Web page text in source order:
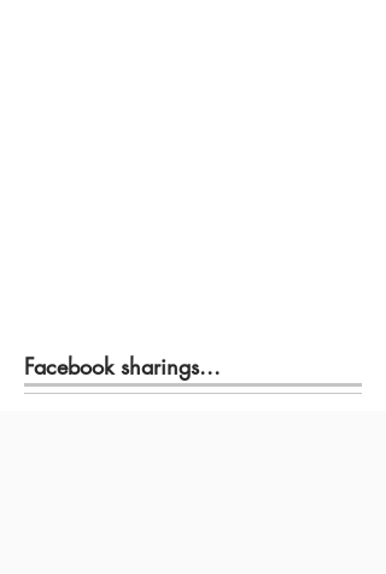
Facebook sharings...